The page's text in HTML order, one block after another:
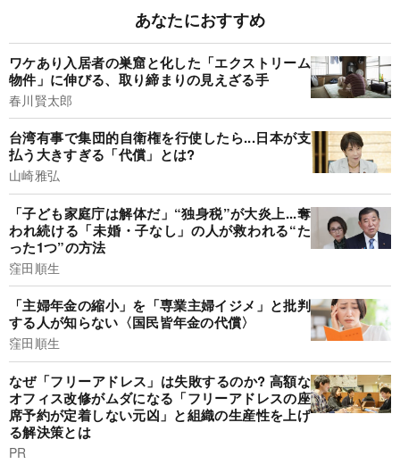
あなたにおすすめ
ワケあり入居者の巣窟と化した「エクストリーム
物件」に伸びる、取り締まりの見えざる手
春川賢太郎
台湾有事で集団的自衛権を行使したら...日本が支
払う大きすぎる「代償」とは?
山崎雅弘
「子ども家庭庁は解体だ」“独身税”が大炎上...奪
われ続ける「未婚・子なし」の人が救われる“た
った1つ”の方法
窪田順生
「主婦年金の縮小」を「専業主婦イジメ」と批判
する人が知らない〈国民皆年金の代償〉
窪田順生
なぜ「フリーアドレス」は失敗するのか? 高額な
オフィス改修がムダになる「フリーアドレスの座
席予約が定着しない元凶」と組織の生産性を上げ
る解決策とは
PR